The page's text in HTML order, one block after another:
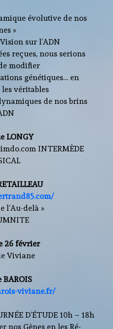
évolutive de nos
»
sur l’ADN
reçues, nous serions
modifier
génétiques… en
véritables
de nos brins
LONGY
INTERMÈDE
l’Au-delà »
26 février
Viviane
viviane.fr/
D’ÉTUDE 10h – 18h
nos Gènes en les Ré-